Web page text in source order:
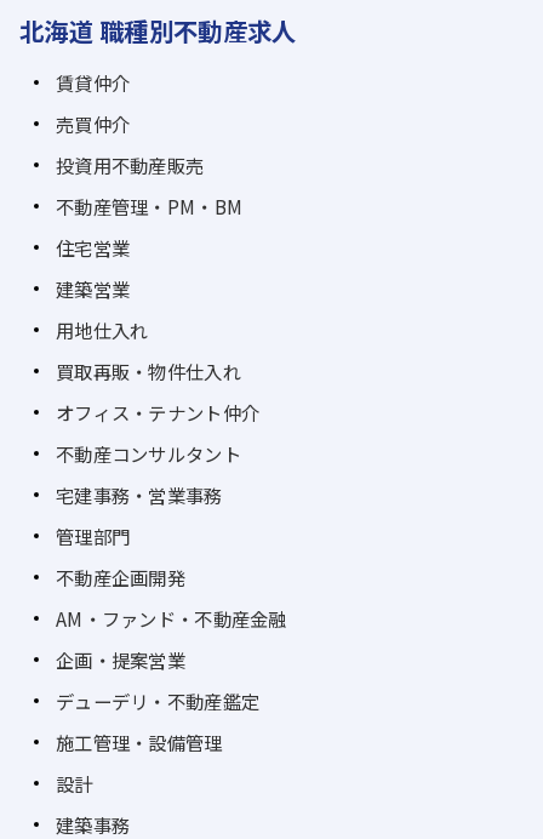
北海道 職種別不動産求人
賃貸仲介
売買仲介
投資用不動産販売
不動産管理・PM・BM
住宅営業
建築営業
用地仕入れ
買取再販・物件仕入れ
オフィス・テナント仲介
不動産コンサルタント
宅建事務・営業事務
管理部門
不動産企画開発
AM・ファンド・不動産金融
企画・提案営業
デューデリ・不動産鑑定
施工管理・設備管理
設計
建築事務